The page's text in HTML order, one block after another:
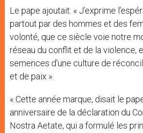
Le pape ajoutait: « J’exprime
partout par des hommes et des
volonté, que ce siècle voie notre
réseau du conflit et de la violence,
semences d’une culture de
et de paix ».
« Cette année marque, disait le
anniversaire de la déclaration du
Nostra Aetate, qui a formulé les